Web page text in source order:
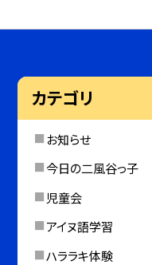
カテゴリ
お知らせ
今日の二風谷っ子
児童会
アイヌ語学習
ハララキ体験